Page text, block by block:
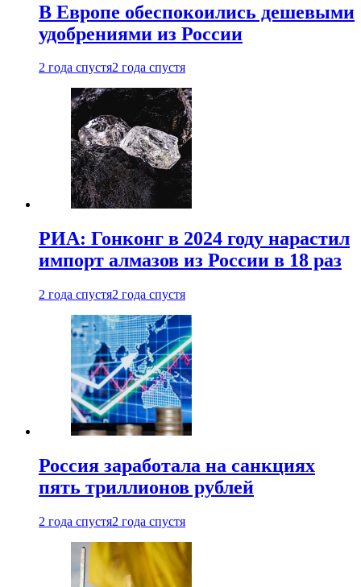
В Европе обеспокоились дешевыми
удобрениями из России
2 года спустя2 года спустя
РИА: Гонконг в 2024 году нарастил
импорт алмазов из России в 18 раз
2 года спустя2 года спустя
Россия заработала на санкциях
пять триллионов рублей
2 года спустя2 года спустя